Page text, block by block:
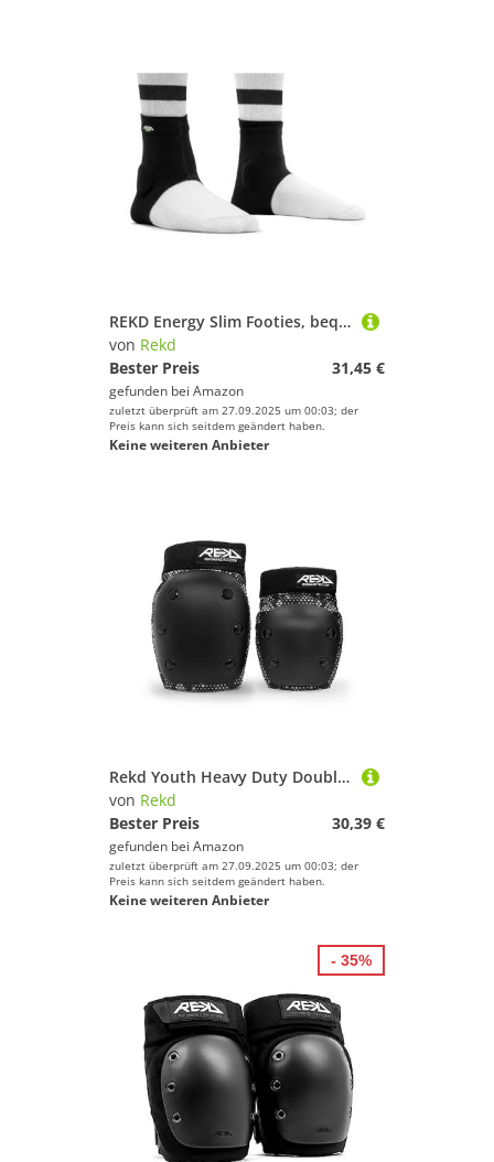
REKD Energy Slim Footies, bequemer Knöchelschutz für Action-Sportarten mit eingebautem exklusivem Energy-Schaum für überlegenen Aufprallschutz, stützender Knöchelschutz zur Verletzungsprävention und
von Rekd
Bester Preis
31,45 €
gefunden bei Amazon
zuletzt überprüft am 27.09.2025 um 00:03; der
Preis kann sich seitdem geändert haben.
Keine weiteren Anbieter
Rekd Youth Heavy Duty Double Pad Skateboard-Schutz-Set, Unisex, für Erwachsene, Mehrfarbig (Black/Grey), M
von Rekd
Bester Preis
30,39 €
gefunden bei Amazon
zuletzt überprüft am 27.09.2025 um 00:03; der
Preis kann sich seitdem geändert haben.
Keine weiteren Anbieter
- 35%